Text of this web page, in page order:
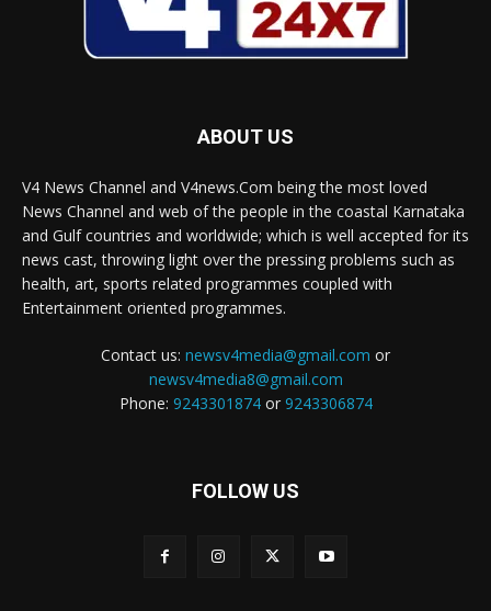
ABOUT US
V4 News Channel and V4news.Com being the most loved
News Channel and web of the people in the coastal Karnataka
and Gulf countries and worldwide; which is well accepted for its
news cast, throwing light over the pressing problems such as
health, art, sports related programmes coupled with
Entertainment oriented programmes.
Contact us: newsv4media@gmail.com or
newsv4media8@gmail.com
Phone: 9243301874or 9243306874
FOLLOW US